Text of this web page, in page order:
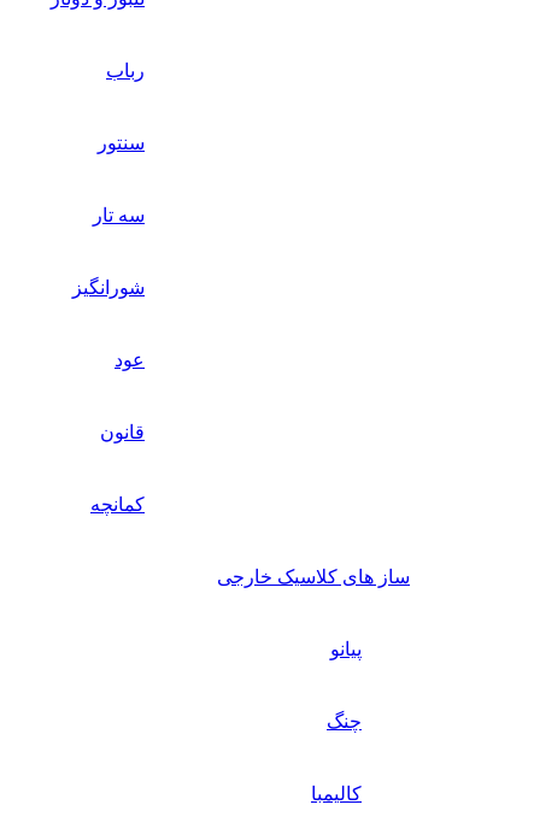
رباب
سنتور
سه تار
شورانگیز
عود
قانون
کمانچه
ساز های کلاسیک خارجی
پیانو
چنگ
کالیمبا